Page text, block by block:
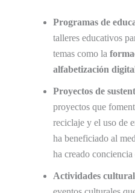
Programas de
talleres educativos
temas como la
alfabetización
Proyectos de
proyectos que
reciclaje y el uso de
ha beneficiado al
ha creado
Actividades